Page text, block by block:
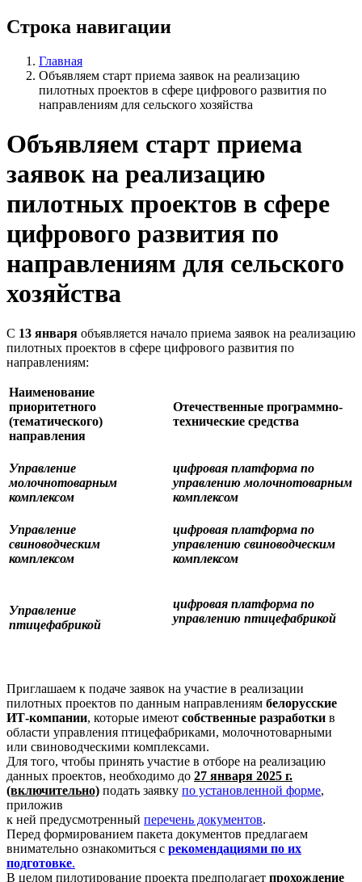
Строка навигации
Главная
Объявляем старт приема заявок на реализацию
пилотных проектов в сфере цифрового развития по
направлениям для сельского хозяйства
Объявляем старт приема
заявок на реализацию
пилотных проектов в сфере
цифрового развития по
направлениям для сельского
хозяйства
С 13 января объявляется начало приема заявок на реализацию
пилотных проектов в сфере цифрового развития по
направлениям:
Наименование
приоритетного
(тематического)
направления
Отечественные программно-
технические средства
Управление
молочнотоварным
комплексом
цифровая платформа по
управлению молочнотоварным
комплексом
Управление
свиноводческим
комплексом
цифровая платформа по
управлению свиноводческим
комплексом
Управление
птицефабрикой
цифровая платформа по
управлению птицефабрикой
Приглашаем к подаче заявок на участие в реализации
пилотных проектов по данным направлениям белорусские
ИТ-компании, которые имеют собственные разработки в
области управления птицефабриками, молочнотоварными
или свиноводческими комплексами.
Для того, чтобы принять участие в отборе на реализацию
данных проектов, необходимо до 27 января 2025 г.
(включительно) подать заявку по установленной форме,
приложив
к ней предусмотренный перечень документов.
Перед формированием пакета документов предлагаем
внимательно ознакомиться с рекомендациями по их
подготовке.
В целом пилотирование проекта предполагает прохождение